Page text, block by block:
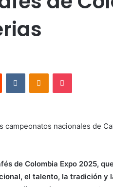
Reddit VKontakteOdnoklassniki
Pocket
nacionales de
de Colombia Expo 2025,
el talento, la tradición y